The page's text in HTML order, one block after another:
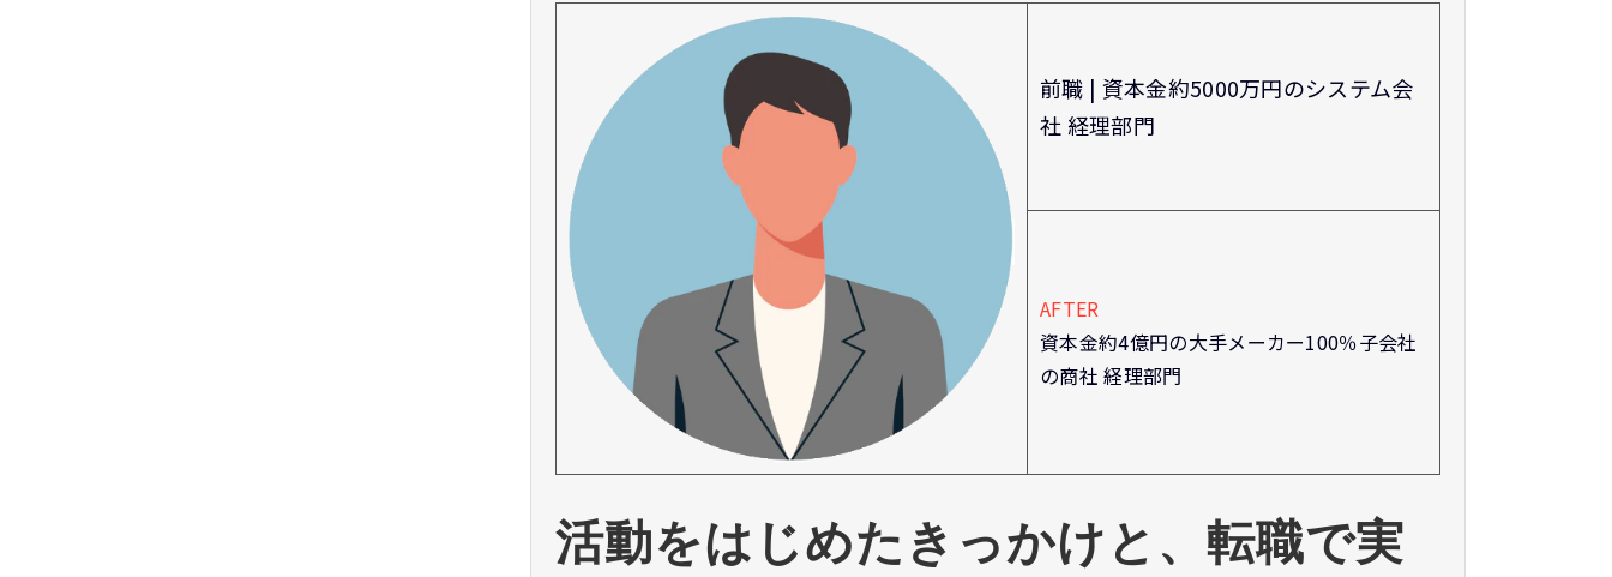
前職 | 資本金約5000万円のシステム会
社 経理部門
AFTER
資本金約4億円の大手メーカー100％子会社
の商社 経理部門
活動をはじめたきっかけと、転職で実